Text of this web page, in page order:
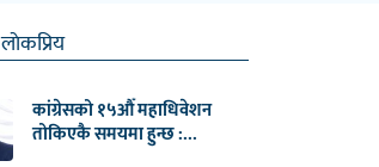
लाेकप्रिय
कांग्रेसको १५औँ महाधिवेशन
तोकिएकै समयमा हुन्छ :...